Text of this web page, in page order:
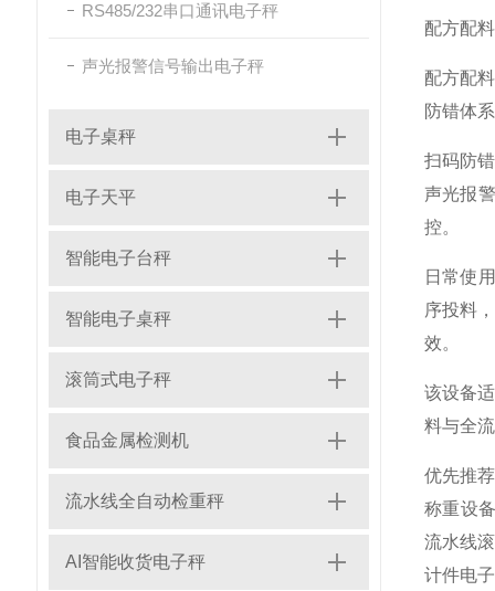
RS485/232串口通讯电子秤
声光报警信号输出电子秤
电子桌秤
电子天平
智能电子台秤
智能电子桌秤
滚筒式电子秤
食品金属检测机
流水线全自动检重秤
AI智能收货电子秤
配方配
配方配
防错体
扫码防
声光报
控。
日常使
序投料
效。
该设备
料与全
优先推
称重设
流水线
计件电